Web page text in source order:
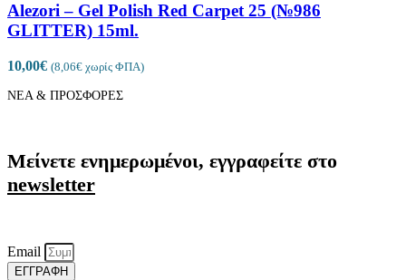
Alezori – Gel Polish Red Carpet 25 (№986
GLITTER) 15ml.
10,00€ (8,06€ χωρίς ΦΠΑ)
ΝΕΑ & ΠΡΟΣΦΟΡΕΣ
Μείνετε ενημερωμένοι, εγγραφείτε στο
newsletter
Email
ΕΓΓΡΑΦΗ